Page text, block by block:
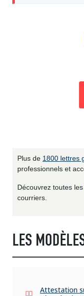
Plus de 1800 lettres
professionnels et
Découvrez toutes les
courriers.
LES
Attestation